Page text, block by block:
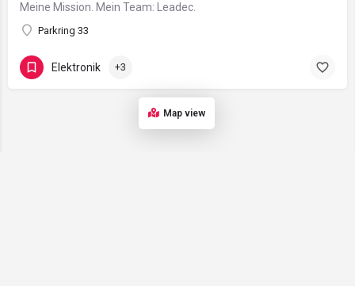
Meine Mission. Mein Team: Leadec.
Parkring 33
Elektronik +3
Map view